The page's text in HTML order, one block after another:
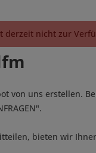
derzeit nicht zur
von uns erstellen.
bieten wir